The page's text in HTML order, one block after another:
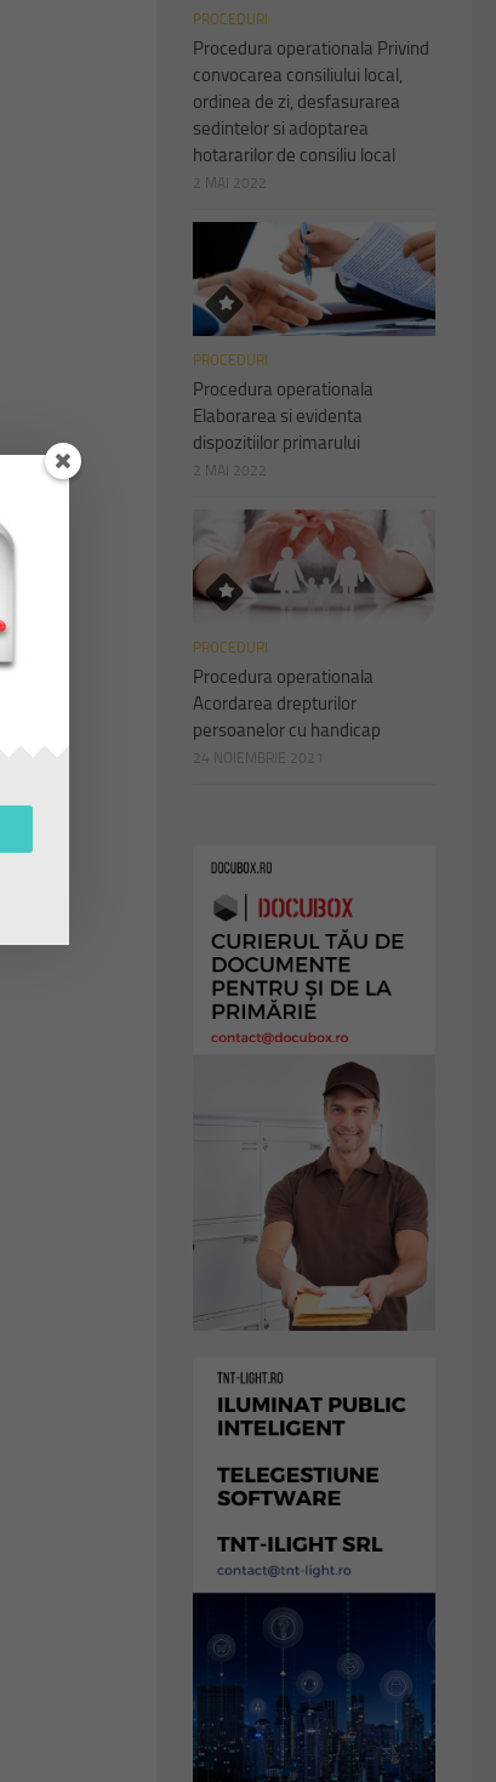
PROCEDURI
Procedura operationala Privind
convocarea consiliului local,
ordinea de zi, desfasurarea
sedintelor si adoptarea
hotararilor de consiliu local
2 MAI 2022
PROCEDURI
Procedura operationala
Elaborarea si evidenta
dispozitiilor primarului
2 MAI 2022
PROCEDURI
Procedura operationala
Acordarea drepturilor
persoanelor cu handicap
24 NOIEMBRIE 2021